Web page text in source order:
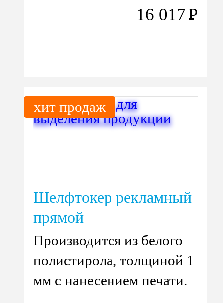
16 017Р
хит продаж
Шелфтокер рекламный
прямой
Производится из белого
полистирола, толщиной 1
мм с нанесением печати.